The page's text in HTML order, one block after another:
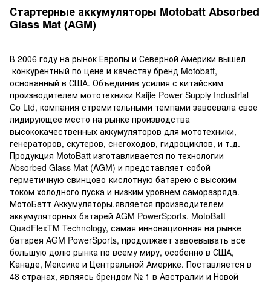
Стартерные аккумуляторы Motobatt Absorbed
Glass Mat (AGM)
В 2006 году на рынок Европы и Северной Америки вышел
конкурентный по цене и качеству бренд Motobatt,
основанный в США. Объединив усилия с китайским
производителем мототехники Kaijie Power Supply Industrial
Co Ltd, компания стремительными темпами завоевала свое
лидирующее место на рынке производства
высококачественных аккумуляторов для мототехники,
генераторов, скутеров, снегоходов, гидроциклов, и т.д.
Продукция MotoBatt изготавливается по технологии
Absorbed Glass Mat (AGM) и представляет собой
герметичную свинцово-кислотную батарею с высоким
током холодного пуска и низким уровнем саморазряда.
МотоБатт Аккумуляторы,является производителем
аккумуляторных батарей AGM PowerSports. MotoBatt
QuadFlexTM Technology, самая инновационная на рынке
батарея AGM PowerSports, продолжает завоевывать все
большую долю рынка по всему миру, особенно в США,
Канаде, Мексике и Центральной Америке. Поставляется в
48 странах, являясь брендом № 1 в Австралии и Новой